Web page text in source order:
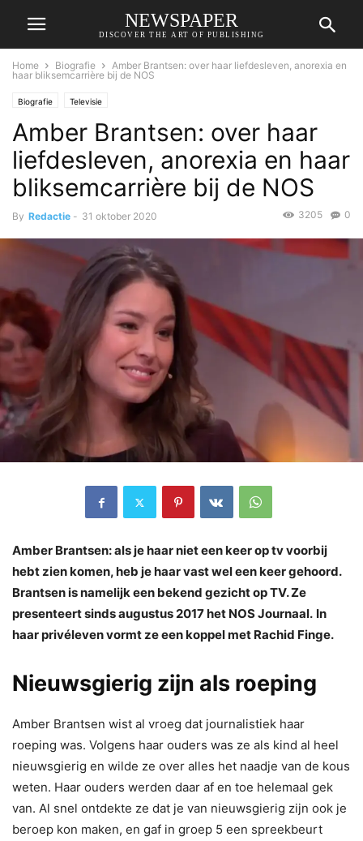
NEWSPAPER
DISCOVER THE ART OF PUBLISHING
Home Biografie
Amber Brantsen: over haar liefdesleven, anorexia en
haar bliksemcarrière bij de NOS
Biografie Televisie
Amber Brantsen: over haar
liefdesleven, anorexia en haar
bliksemcarrière bij de NOS
By Redactie - 31 oktober 2020 0
3205
Amber Brantsen: als je haar niet een keer op tv voorbij
hebt zien komen, heb je haar vast wel een keer gehoord.
Brantsen is namelijk een bekend gezicht op TV. Ze
presenteert sinds augustus 2017 het NOS Journaal. In
haar privéleven vormt ze een koppel met Rachid Finge.
Nieuwsgierig zijn als roeping
Amber Brantsen wist al vroeg dat journalistiek haar
roeping was. Volgens haar ouders was ze als kind al heel
nieuwsgierig en wilde ze over alles het naadje van de kous
weten. Haar ouders werden daar af en toe helemaal gek
van. Al snel ontdekte ze dat je van nieuwsgierig zijn ook je
beroep kon maken, en gaf in groep 5 een spreekbeurt